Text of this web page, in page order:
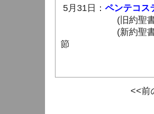
5月31日： ペンテコス
(旧約聖
(新約聖書)フィ
節
<<前